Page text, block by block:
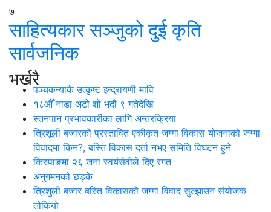
७
साहित्यकार सञ्जुको दुई कृति
सार्वजनिक
भर्खरैपञ्चकन्याकै उत्कृष्ट इन्द्रायणी मावि
१८औँ नाडा अटो शो भदौ ९ गतेदेखि
स्तनपान प्रभावकारीका लागि अन्तरक्रिया
त्रिशूली बजारको प्रस्तावित एकीकृत जग्गा विकास योजनाको जग्गा
विवादमा किन?, बस्ति विकास दर्ता नभए समिति विघटन हुने
किस्पाङमा २६ जना स्वयंसेवीले दिए रगत
अनुगमनको छड्के
त्रिशुली बजार बस्ति विकासको जग्गा विवाद सुल्झाउन संयोजक
तोकियो